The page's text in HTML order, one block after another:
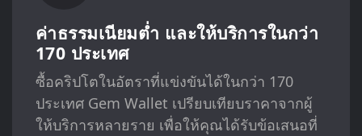
ค่าธรรมเนียมต่ำ และให้บริการในกว่า
170 ประเทศ
ซื้อคริปโตในอัตราที่แข่งขันได้ในกว่า 170
ประเทศ Gem Wallet เปรียบเทียบราคาจากผู้
ให้บริการหลายราย เพื่อให้คุณได้รับข้อเสนอที่